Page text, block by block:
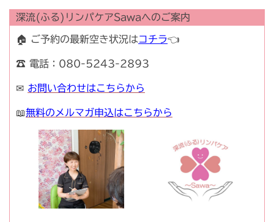
深流(ふる)リンパケアSawaへのご案内
🏠 ご予約の最新空き状況はコチラ👈
☎ 電話：080-5243-2893
✉ お問い合わせはこちらから
📖無料のメルマガ申込はこちらから